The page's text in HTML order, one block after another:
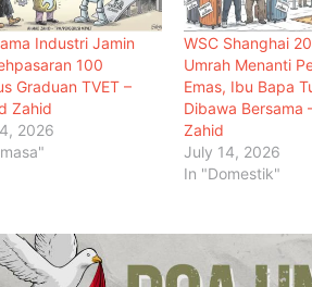
Industri Jamin
100
Graduan TVET –
Zahid
2026
WSC Shanghai
Umrah Menanti
Emas, Ibu Bapa
Dibawa Bersama
Zahid
July 14, 2026
In "Domestik"